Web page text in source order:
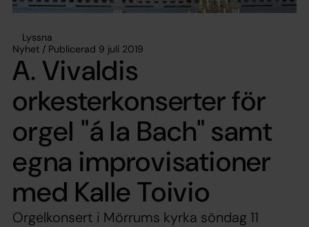
Lyssna
Nyhet / Publicerad 9 juli 2019
A. Vivaldis
orkesterkonserter för
orgel "á la Bach" samt
egna improvisationer
med Kalle Toivio
Orgelkonsert i Mörrums kyrka söndag 11